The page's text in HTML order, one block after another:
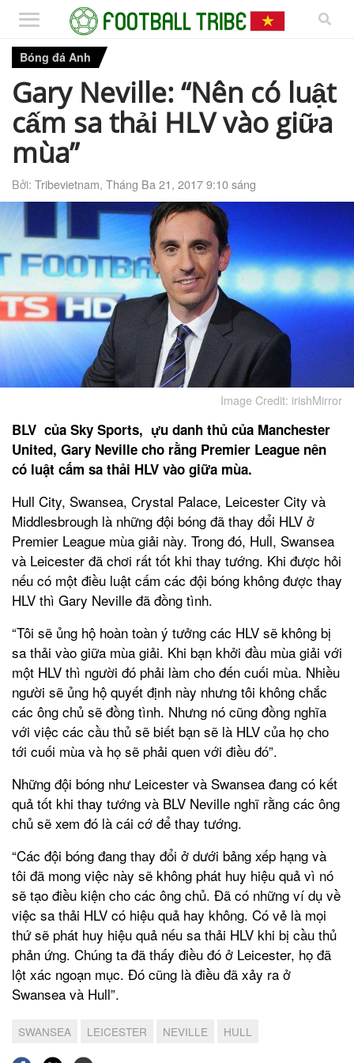
Bóng đá Anh
Gary Neville: “Nên có luật
cấm sa thải HLV vào giữa
mùa”
Bởi: Tribevietnam, Tháng Ba 21, 2017 9:10 sáng
Image Credit: irishMirror
BLV của Sky Sports, ựu danh thủ của Manchester
United, Gary Neville cho rằng Premier League nên
có luật cấm sa thải HLV vào giữa mùa.
Hull City, Swansea, Crystal Palace, Leicester City và
Middlesbrough là những đội bóng đã thay đổi HLV ở
Premier League mùa giải này. Trong đó, Hull, Swansea
và Leicester đã chơi rất tốt khi thay tướng. Khi được hỏi
nếu có một điều luật cấm các đội bóng không được thay
HLV thì Gary Neville đã đồng tình.
“Tôi sẽ ủng hộ hoàn toàn ý tưởng các HLV sẽ không bị
sa thải vào giữa mùa giải. Khi bạn khởi đầu mùa giải với
một HLV thì người đó phải làm cho đến cuối mùa. Nhiều
người sẽ ủng hộ quyết định này nhưng tôi không chắc
các ông chủ sẽ đồng tình. Nhưng nó cũng đồng nghĩa
với việc các cầu thủ sẽ biết bạn sẽ là HLV của họ cho
tới cuối mùa và họ sẽ phải quen với điều đó”.
Những đội bóng như Leicester và Swansea đang có kết
quả tốt khi thay tướng và BLV Neville nghĩ rằng các ông
chủ sẽ xem đó là cái cớ để thay tướng.
“Các đội bóng đang thay đổi ở dưới bảng xếp hạng và
tôi đã mong việc này sẽ không phát huy hiệu quả vì nó
sẽ tạo điều kiện cho các ông chủ. Đã có những ví dụ về
việc sa thải HLV có hiệu quả hay không. Có vẻ là mọi
thứ sẽ phát huy hiệu quả nếu sa thải HLV khi bị cầu thủ
phản ứng. Chúng ta đã thấy điều đó ở Leicester, họ đã
lột xác ngoạn mục. Đó cũng là điều đã xảy ra ở
Swansea và Hull”.
SWANSEA LEICESTER NEVILLE HULL